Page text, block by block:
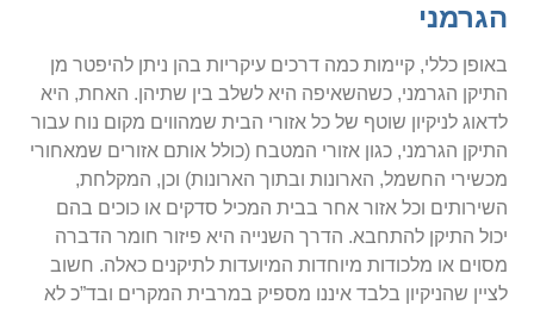
הגרמני
באופן כללי, קיימות כמה דרכים עיקריות בהן ניתן להיפטר מן
התיקן הגרמני, כשהשאיפה היא לשלב בין שתיהן. האחת, היא
לדאוג לניקיון שוטף של כל אזורי הבית שמהווים מקום נוח עבור
התיקן הגרמני, כגון אזורי המטבח (כולל אותם אזורים שמאחורי
מכשירי החשמל, הארונות ובתוך הארונות) וכן, המקלחת,
השירותים וכל אזור אחר בבית המכיל סדקים או כוכים בהם
יכול התיקן להתחבא. הדרך השנייה היא פיזור חומר הדברה
מסוים או מלכודות מיוחדות המיועדות לתיקנים כאלה. חשוב
לציין שהניקיון בלבד איננו מספיק במרבית המקרים ובד”כ לא